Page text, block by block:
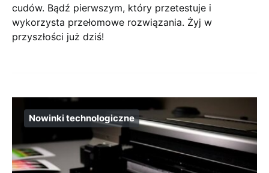
cudów. Bądź pierwszym, który przetestuje i
wykorzysta przełomowe rozwiązania. Żyj w
przyszłości już dziś!
Nowinki technologiczne